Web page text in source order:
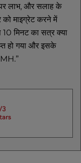
लाभ, और सलाह के
को माइग्रेट करने में
मिनट का सत्र क्या
हो गया और इसके